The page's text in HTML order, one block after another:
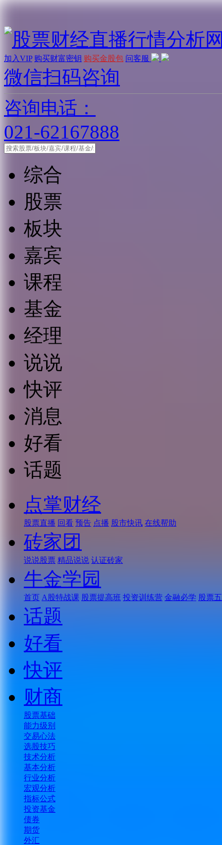
加入VIP 购买财富密钥 购买金股包 问客服
微信扫码咨询
咨询电话：
021-62167888
综合
股票
板块
嘉宾
课程
基金
经理
说说
快评
消息
好看
话题
点掌财经
股票直播 回看 预告 点播 股市快讯 在线帮助
砖家团
说说股票 精品说说 认证砖家
牛金学园
首页 A股特战课 股票提高班 投资训练营 金融必学 股票
话题
好看
快评
财商
股票基础
能力级别
交易心法
选股技巧
技术分析
基本分析
行业分析
宏观分析
指标公式
投资基金
债券
期货
外汇